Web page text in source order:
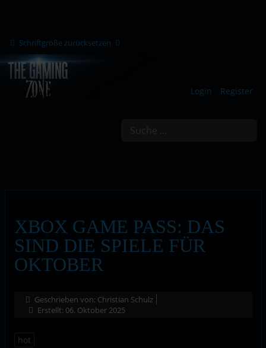
Schriftgröße zurücksetzen
Login Register
XBOX GAME PASS: DAS
SIND DIE SPIELE FÜR
OKTOBER
Geschrieben von: Christian Schulz
Erstellt: 06. Oktober 2025
hot